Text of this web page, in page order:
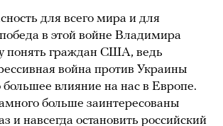
для всего мира и для
в этой войне Владимира
понять граждан США, ведь
война против Украины
большее влияние на нас в Европе.
больше заинтересованы
и навсегда остановить российский